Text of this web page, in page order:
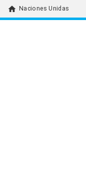
home Naciones Unidas